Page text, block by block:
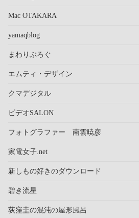
Mac OTAKARA
yamaqblog
まわりぶろぐ
エムティ・デザイン
クマデジタル
ビデオSALON
フォトグラファー 南雲暁彦
家電女子.net
新しもの好きのダウンロード
碧き流星
荻窪圭の混沌の屋形風呂